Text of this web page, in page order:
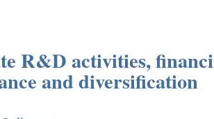
R&D activities,
and diversification